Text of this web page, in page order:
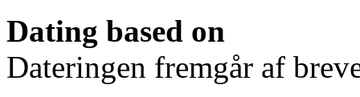
Dating based on
Dateringen fremgår af